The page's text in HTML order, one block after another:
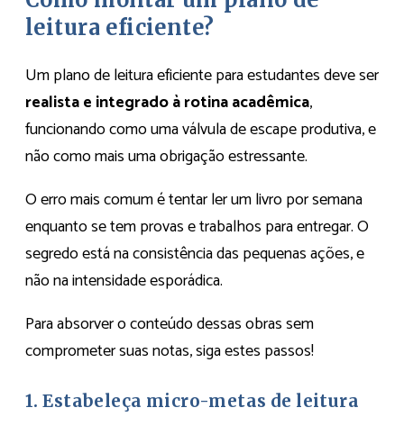
leitura eficiente?
Um plano de leitura eficiente para estudantes deve ser
realista e integrado à rotina acadêmica,
funcionando como uma válvula de escape produtiva, e
não como mais uma obrigação estressante.
O erro mais comum é tentar ler um livro por semana
enquanto se tem provas e trabalhos para entregar. O
segredo está na consistência das pequenas ações, e
não na intensidade esporádica.
Para absorver o conteúdo dessas obras sem
comprometer suas notas, siga estes passos!
1. Estabeleça micro-metas de leitura